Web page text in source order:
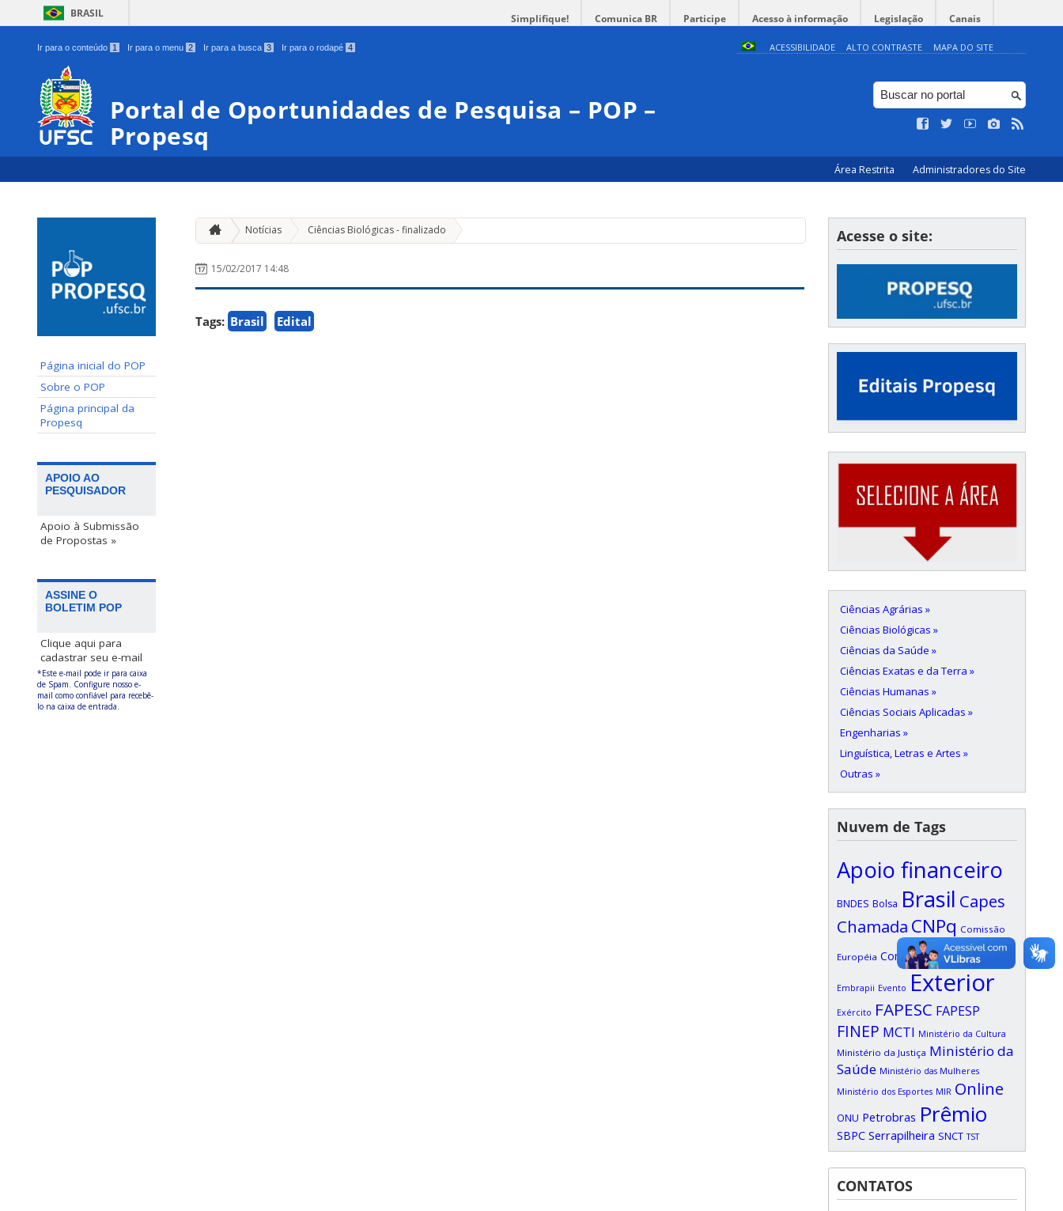
BRASIL Simplifique! Comunica BR Participe Acesso à informação Legislação Canais
Ir para o conteúdo 1 Ir para o menu 2 Ir para a busca 3 Ir para o rodapé 4 ACESSIBILIDADE ALTO CONTRASTE MAPA DO SITE
Portal de Oportunidades de Pesquisa – POP –
Propesq
Área Restrita Administradores do Site
Página inicial do POP
Sobre o POP
Página principal da
Propesq
APOIO AO
PESQUISADOR
Apoio à Submissão
de Propostas »
ASSINE O
BOLETIM POP
Clique aqui para
cadastrar seu e-mail
*Este e-mail pode ir para caixa
de Spam. Configure nosso e-
mail como confiável para recebê-
lo na caixa de entrada.
Notícias Ciências Biológicas - finalizado »
15/02/2017 14:48
Tags: Brasil Edital
Acesse o site:
Ciências Agrárias »
Ciências Biológicas »
Ciências da Saúde »
Ciências Exatas e da Terra »
Ciências Humanas »
Ciências Sociais Aplicadas »
Engenharias »
Linguística, Letras e Artes »
Outras »
Nuvem de Tags
Apoio financeiro
BNDES Bolsa Brasil Capes
Chamada CNPq Comissão
Européia Confap Edital EDUFI
Embrapii Evento Exterior
Exército FAPESC FAPESP
FINEP MCTI Ministério da Cultura
Ministério da Justiça Ministério da
Saúde Ministério das Mulheres
Ministério dos Esportes MIR Online
ONU Petrobras Prêmio
SBPC Serrapilheira SNCT TST
CONTATOS